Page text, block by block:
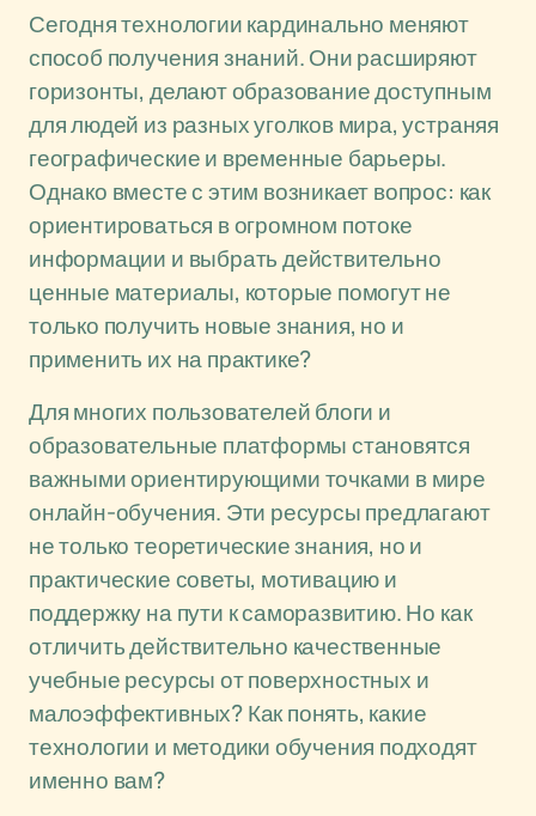
Сегодня технологии кардинально меняют
способ получения знаний. Они расширяют
горизонты, делают образование доступным
для людей из разных уголков мира, устраняя
географические и временные барьеры.
Однако вместе с этим возникает вопрос: как
ориентироваться в огромном потоке
информации и выбрать действительно
ценные материалы, которые помогут не
только получить новые знания, но и
применить их на практике?
Для многих пользователей блоги и
образовательные платформы становятся
важными ориентирующими точками в мире
онлайн-обучения. Эти ресурсы предлагают
не только теоретические знания, но и
практические советы, мотивацию и
поддержку на пути к саморазвитию. Но как
отличить действительно качественные
учебные ресурсы от поверхностных и
малоэффективных? Как понять, какие
технологии и методики обучения подходят
именно вам?